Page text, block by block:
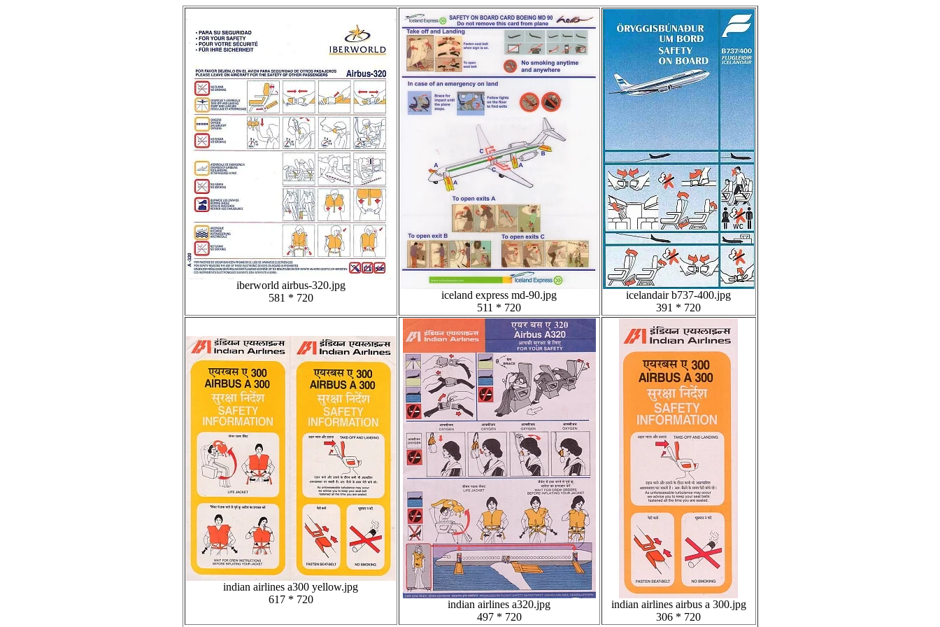
iberworld airbus-320.jpg
581 * 720
iceland express md-90.jpg
511 * 720
icelandair b737-400.jpg
391 * 720
indian airlines a300 yellow.jpg
617 * 720
indian airlines a320.jpg
497 * 720
indian airlines airbus a 300.jpg
306 * 720